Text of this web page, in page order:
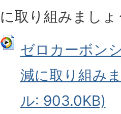
に取り組みましょ
ゼロカーボン
減に取り組み
ル: 903.0KB)